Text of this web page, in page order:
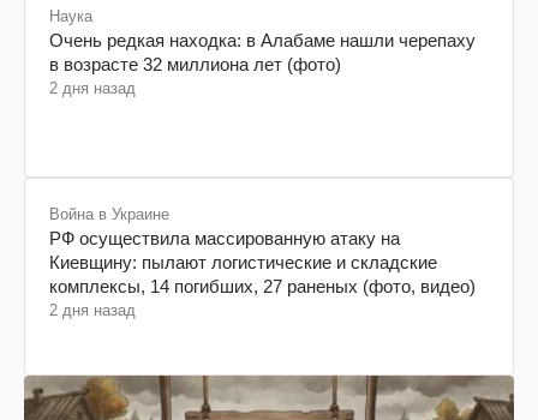
Наука
Очень редкая находка: в Алабаме нашли черепаху
в возрасте 32 миллиона лет (фото)
2 дня назад
Война в Украине
РФ осуществила массированную атаку на
Киевщину: пылают логистические и складские
комплексы, 14 погибших, 27 раненых (фото, видео)
2 дня назад